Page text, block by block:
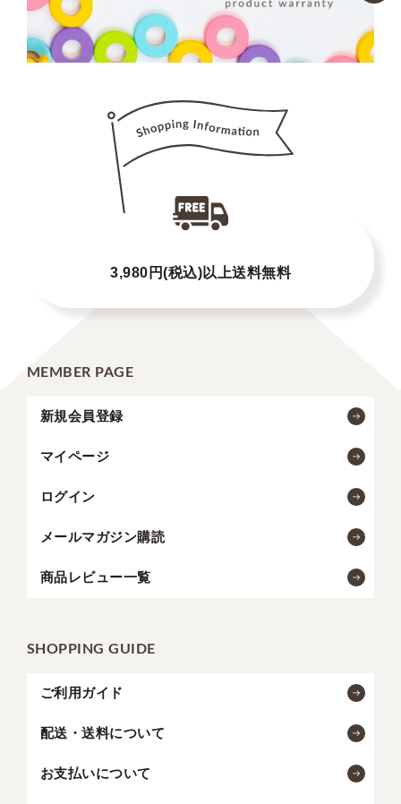
3,980円(税込)以上送料無料
MEMBER PAGE
新規会員登録
マイページ
ログイン
メールマガジン購読
商品レビュー一覧
SHOPPING GUIDE
ご利用ガイド
配送・送料について
お支払いについて